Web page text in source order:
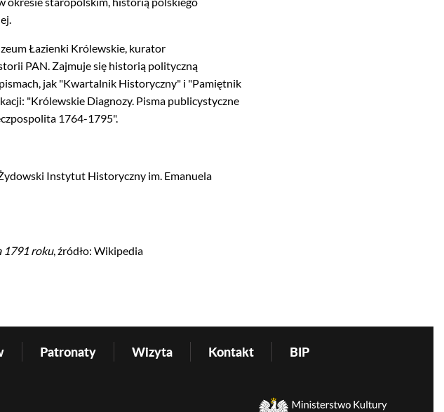
Łazienki Królewskie, kurator
PAN. Zajmuje się historią polityczną
jak "Kwartalnik Historyczny" i "Pamiętnik
"Królewskie Diagnozy. Pisma publicystyczne
1764-1795".
Instytut Historyczny im. Emanuela
1791 roku, źródło: Wikipedia
Patronaty Wizyta Kontakt BIP